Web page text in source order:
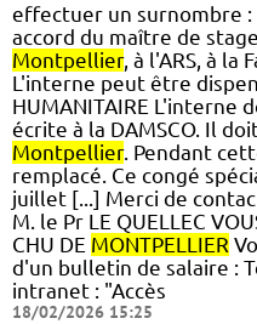
effectuer un surnombre
accord du maître de
Montpellier, à l'ARS, à la
L'interne peut être
HUMANITAIRE L'interne
écrite à la DAMSCO. Il
Montpellier. Pendant
remplacé. Ce congé
juillet [...] Merci de
M. le Pr LE QUELLEC
CHU DE MONTPELLIER
d'un bulletin de salaire :
intranet : "Accès
18/02/2026 15:25